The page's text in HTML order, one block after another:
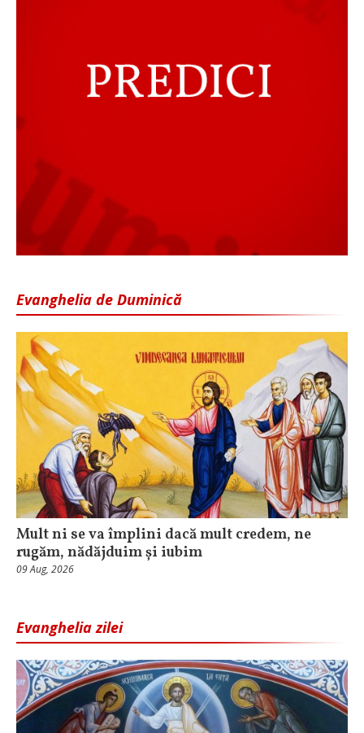
Evanghelia de Duminică
Mult ni se va împlini dacă mult credem, ne
rugăm, nădăjduim și iubim
09 Aug, 2026
Evanghelia zilei